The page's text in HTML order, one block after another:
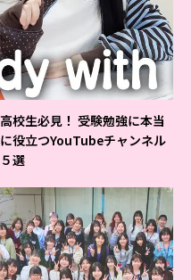
高校生必見！ 受験勉強に本当
に役立つYouTubeチャンネル
５選